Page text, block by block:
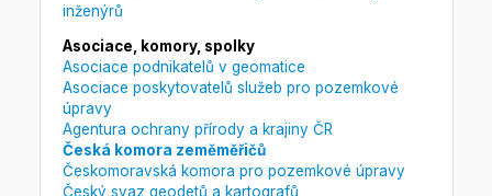
inženýrů
Asociace, komory, spolky
Asociace podnikatelů v geomatice
Asociace poskytovatelů služeb pro pozemkové
úpravy
Agentura ochrany přírody a krajiny ČR
Česká komora zeměměřičů
Českomoravská komora pro pozemkové úpravy
Český svaz geodetů a kartografů